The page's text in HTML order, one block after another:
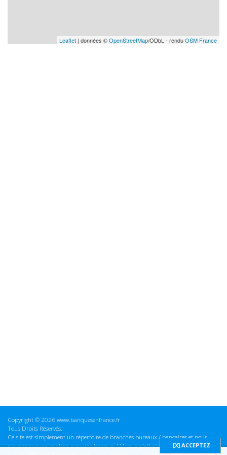
Leaflet | données ©OpenStreetMap/ODbL - renduOSM France
Copyright © 2026 www.banquesenfrance.fr
Tous Droits Réservés.
Ce site est simplement un répertoire de branches bureaux / bancaires et nous
n'avons aucune relation avec une banque. S'il vous plaît vérifier ces informations